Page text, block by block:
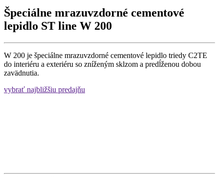
Špeciálne mrazuvzdorné cementové
lepidlo ST line W 200
W 200 je špeciálne mrazuvzdorné cementové lepidlo triedy C2TE
do interiéru a exteriéru so zníženým sklzom a predĺženou dobou
zavädnutia.
vybrať najbližšiu predajňu